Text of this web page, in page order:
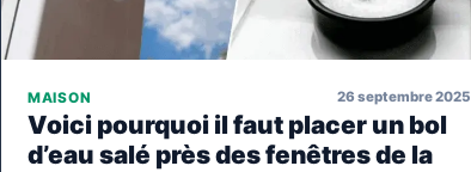
MAISON 26 septembre 2025
Voici pourquoi il faut placer un bol
d’eau salé près des fenêtres de la